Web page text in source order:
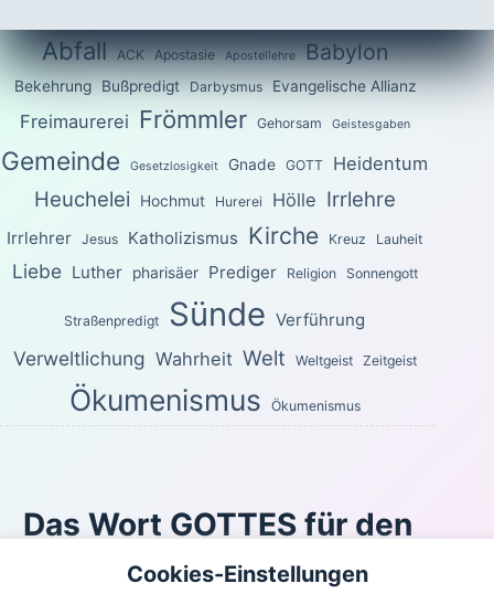
Abfall ACK Apostasie Apostellehre Babylon
Bekehrung Bußpredigt Darbysmus Evangelische Allianz
Freimaurerei Frömmler Gehorsam Geistesgaben
Gemeinde Gesetzlosigkeit Gnade GOTT Heidentum
Heuchelei Hochmut Hurerei Hölle Irrlehre
Irrlehrer Jesus Katholizismus Kirche Kreuz Lauheit
Liebe Luther pharisäer Prediger Religion Sonnengott
Straßenpredigt Sünde Verführung
Verweltlichung Wahrheit Welt Weltgeist Zeitgeist
Ökumenismus Ökumenismus
Das Wort GOTTES für den
heutigen Tag
Cookies-Einstellungen